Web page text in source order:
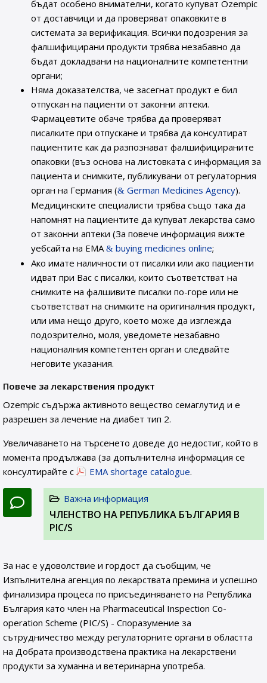
бъдат особено внимателни, когато купуват Ozempic
от доставчици и да проверяват опаковките в
системата за верификация. Всички подозрения за
фалшифицирани продукти трябва незабавно да
бъдат докладвани на националните компетентни
органи;
Няма доказателства, че засегнат продукт е бил
отпускан на пациенти от законни аптеки.
Фармацевтите обаче трябва да проверяват
писалките при отпускане и трябва да консултират
пациентите как да разпознават фалшифицираните
опаковки (въз основа на листовката с информация за
пациента и снимките, публикувани от регулаторния
орган на Германия (
German Medicines Agency).
Медицинските специалисти трябва също така да
напомнят на пациентите да купуват лекарства само
от законни аптеки (За повече информация вижте
уебсайта на ЕМА
buying medicines online;
Ако имате наличности от писалки или ако пациенти
идват при Вас с писалки, които съответстват на
снимките на фалшивите писалки по-горе или не
съответстват на снимките на оригиналния продукт,
или има нещо друго, което може да изглежда
подозрително, моля, уведомете незабавно
националния компетентен орган и следвайте
неговите указания.
Повече за лекарствения продукт
Ozempic съдържа активното вещество семаглутид и е
разрешен за лечение на диабет тип 2.
Увеличаването на търсенето доведе до недостиг, който в
момента продължава (за допълнителна информация се
консултирайте с
EMA shortage catalogue.
Важна информация
ЧЛЕНСТВО НА РЕПУБЛИКА БЪЛГАРИЯ В
PIC/S
За нас е удоволствие и гордост да съобщим, че
Изпълнителна агенция по лекарствата премина и успешно
финализира процеса по присъединяването на Република
България като член на Pharmaceutical Inspection Co-
operation Scheme (PIC/S) - Споразумение за
сътрудничество между регулаторните органи в областта
на Добрата производствена практика на лекарствени
продукти за хуманна и ветеринарна употреба.